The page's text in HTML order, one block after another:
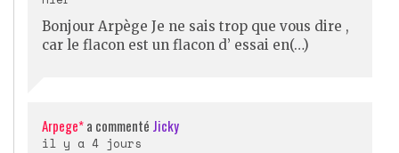
Bonjour Arpège Je ne sais trop que vous dire ,
car le flacon est un flacon d’ essai en(…)
Arpege*a commenté Jicky
il y a 4 jours